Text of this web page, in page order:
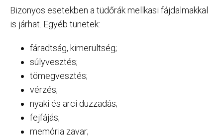
Bizonyos esetekben a tüdőrák mellkasi fájdalmakkal
is járhat. Egyéb tünetek:
fáradtság, kimerültség;
súlyvesztés;
tömegvesztés;
vérzés;
nyaki és arci duzzadás;
fejfájás;
memória zavar;